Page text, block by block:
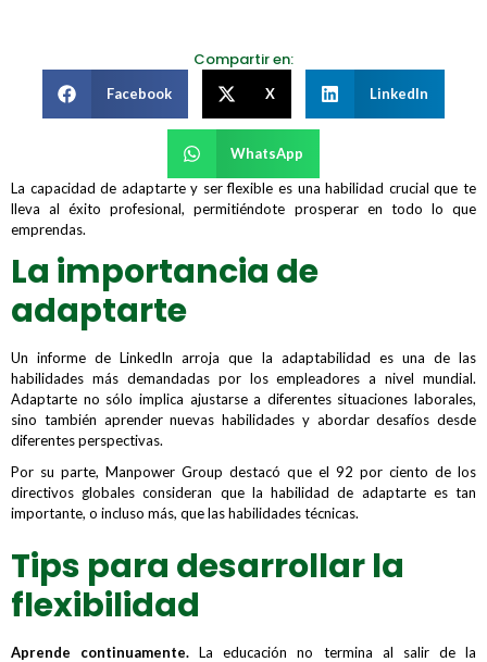
Compartir en:
Facebook X LinkedIn
WhatsApp
La capacidad de adaptarte y ser flexible es una habilidad crucial que te
lleva al éxito profesional, permitiéndote prosperar en todo lo que
emprendas.
La importancia de
adaptarte
Un informe de LinkedIn arroja que la adaptabilidad es una de las
habilidades más demandadas por los empleadores a nivel mundial.
Adaptarte no sólo implica ajustarse a diferentes situaciones laborales,
sino también aprender nuevas habilidades y abordar desafíos desde
diferentes perspectivas.
Por su parte, Manpower Group destacó que el 92 por ciento de los
directivos globales consideran que la habilidad de adaptarte es tan
importante, o incluso más, que las habilidades técnicas.
Tips para desarrollar la
flexibilidad
Aprende continuamente. La educación no termina al salir de la